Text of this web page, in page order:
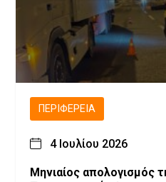
ΠΕΡΙΦΈΡΕΙΑ
4 Ιουλίου 2026
Μηνιαίος απολογισμός